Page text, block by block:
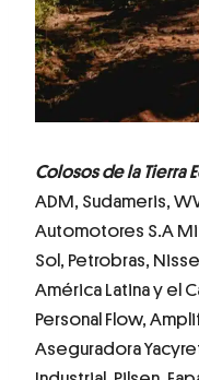
Colosos de la Tierra
ADM, Sudameris,
Automotores S.A
Sol, Petrobras,
América Latina y el
Personal Flow,
Aseguradora